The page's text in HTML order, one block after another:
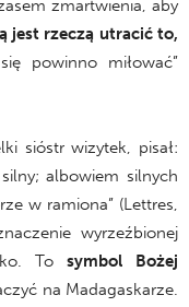
zmartwienia, aby
jest rzeczą utracić to,
powinno miłować”
sióstr wizytek, pisał:
albowiem silnych
w ramiona” (Lettres,
wyrzeźbionej
To symbol Bożej
na Madagaskarze.